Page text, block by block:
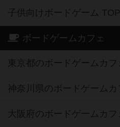
子供向けボードゲーム
ボードゲームカフェ
東京都のボードゲームカフ
神奈川県のボードゲームカ
大阪府のボードゲームカフ